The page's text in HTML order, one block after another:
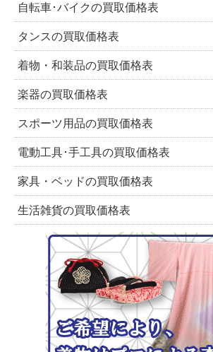
自転車･バイクの買取価格表
タンスの買取価格表
着物・和装品の買取価格表
楽器の買取価格表
スポーツ用品の買取価格表
電動工具･手工具の買取価格表
家具・ベッドの買取価格表
生活雑貨の買取価格表